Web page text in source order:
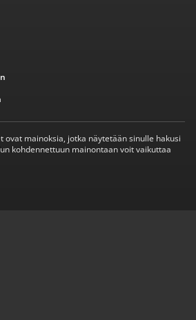
ovat mainoksia, jotka näytetään sinulle hakusi
kohdennettuun mainontaan voit vaikuttaa